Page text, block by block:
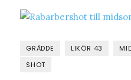
GRÄDDE LIKÖR 43
SHOT